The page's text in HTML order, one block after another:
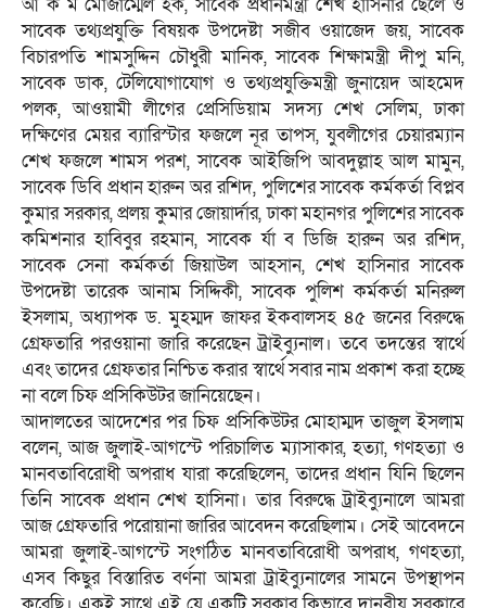
আ ক ম মোজাম্মেল হক, সাবেক প্রধানমন্ত্রী শেখ হাসিনার ছেলে ও
সাবেক তথ্যপ্রযুক্তি বিষয়ক উপদেষ্টা সজীব ওয়াজেদ জয়, সাবেক
বিচারপতি শামসুদ্দিন চৌধুরী মানিক, সাবেক শিক্ষামন্ত্রী দীপু মনি,
সাবেক ডাক, টেলিযোগাযোগ ও তথ্যপ্রযুক্তিমন্ত্রী জুনায়েদ আহমেদ
পলক, আওয়ামী লীগের প্রেসিডিয়াম সদস্য শেখ সেলিম, ঢাকা
দক্ষিণের মেয়র ব্যারিস্টার ফজলে নূর তাপস, যুবলীগের চেয়ারম্যান
শেখ ফজলে শামস পরশ, সাবেক আইজিপি আবদুল্লাহ আল মামুন,
সাবেক ডিবি প্রধান হারুন অর রশিদ, পুলিশের সাবেক কর্মকর্তা বিপ্লব
কুমার সরকার, প্রলয় কুমার জোয়ার্দার, ঢাকা মহানগর পুলিশের সাবেক
কমিশনার হাবিবুর রহমান, সাবেক র্যা ব ডিজি হারুন অর রশিদ,
সাবেক সেনা কর্মকর্তা জিয়াউল আহসান, শেখ হাসিনার সাবেক
উপদেষ্টা তারেক আনাম সিদ্দিকী, সাবেক পুলিশ কর্মকর্তা মনিরুল
ইসলাম, অধ্যাপক ড. মুহম্মদ জাফর ইকবালসহ ৪৫ জনের বিরুদ্ধে
গ্রেফতারি পরওয়ানা জারি করেছেন ট্রাইব্যুনাল। তবে তদন্তের স্বার্থে
এবং তাদের গ্রেফতার নিশ্চিত করার স্বার্থে সবার নাম প্রকাশ করা হচ্ছে
না বলে চিফ প্রসিকিউটর জানিয়েছেন।
আদালতের আদেশের পর চিফ প্রসিকিউটর মোহাম্মদ তাজুল ইসলাম
বলেন, আজ জুলাই-আগস্টে পরিচালিত ম্যাসাকার, হত্যা, গণহত্যা ও
মানবতাবিরোধী অপরাধ যারা করেছিলেন, তাদের প্রধান যিনি ছিলেন
তিনি সাবেক প্রধান শেখ হাসিনা। তার বিরুদ্ধে ট্রাইব্যুনালে আমরা
আজ গ্রেফতারি পরোয়ানা জারির আবেদন করেছিলাম। সেই আবেদনে
আমরা জুলাই-আগস্টে সংগঠিত মানবতাবিরোধী অপরাধ, গণহত্যা,
এসব কিছুর বিস্তারিত বর্ণনা আমরা ট্রাইব্যুনালের সামনে উপস্থাপন